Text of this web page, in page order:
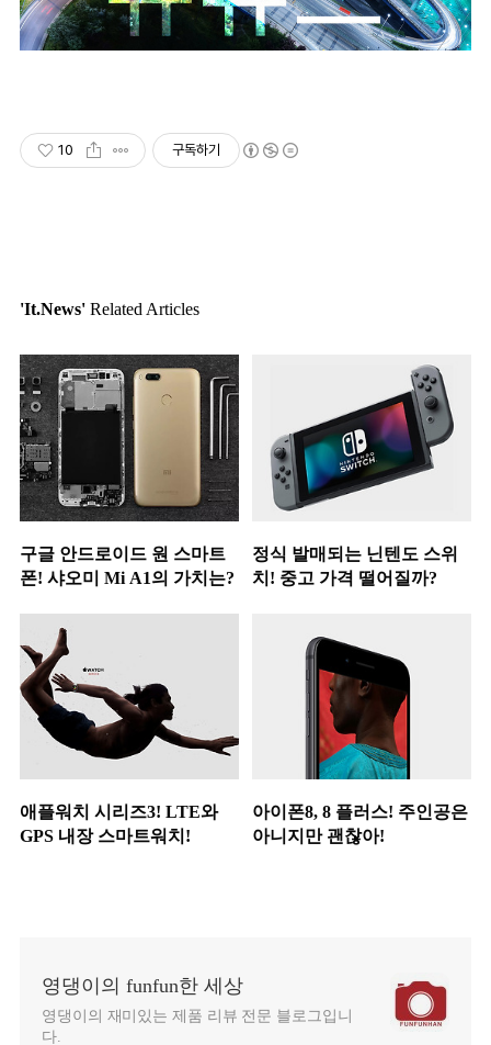
10 구독하기
'It.News' Related Articles
구글 안드로이드 원 스마트
폰! 샤오미 Mi A1의 가치는?
정식 발매되는 닌텐도 스위
치! 중고 가격 떨어질까?
애플워치 시리즈3! LTE와
GPS 내장 스마트워치!
아이폰8, 8 플러스! 주인공은
아니지만 괜찮아!
영댕이의 funfun한 세상
영댕이의 재미있는 제품 리뷰 전문 블로그입니
다.